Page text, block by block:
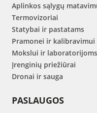
Aplinkos sąlygų
Termovizoriai
Statybai ir pastatams
Pramonei ir kalibravimui
Mokslui ir laboratorijoms
Įrenginių priežiūrai
Dronai ir sauga
PASLAUGOS